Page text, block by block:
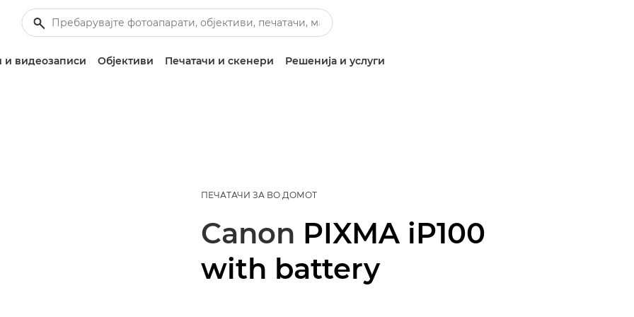
и видеозаписи Објективи Печатачи и скенери Решенија и услуги
ПЕЧАТАЧИ ЗА ВО ДОМОТ
Canon PIXMA iP100
with battery